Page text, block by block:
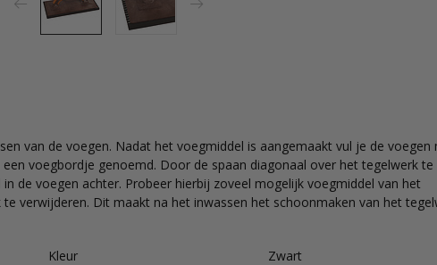
van de voegen. Nadat het voegmiddel is aangemaakt vul je de voegen
voegbordje genoemd. Door de spaan diagonaal over het tegelwerk te
de voegen achter. Probeer hierbij zoveel mogelijk voegmiddel van het
verwijderen. Dit maakt na het inwassen het schoonmaken van het
Kleur
Zwart